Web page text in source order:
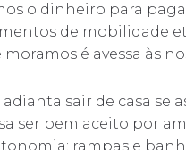
o dinheiro para
de mobilidade
moramos é avessa às
adianta sair de casa se
ser bem aceito por
rampas e